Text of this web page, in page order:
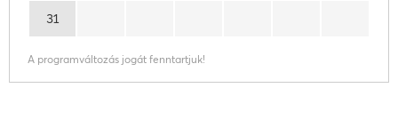
31
A programváltozás jogát fenntartjuk!